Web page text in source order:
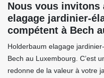
Nous vous invitons
elagage jardinier-
compétent à Bech
Holderbaum elagage
Bech au Luxembourg. C’est
redonne de la valeur à votre